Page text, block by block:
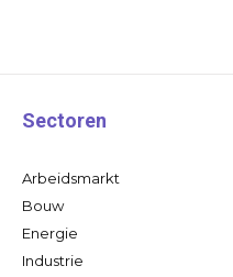
Sectoren
Arbeidsmarkt
Bouw
Energie
Industrie